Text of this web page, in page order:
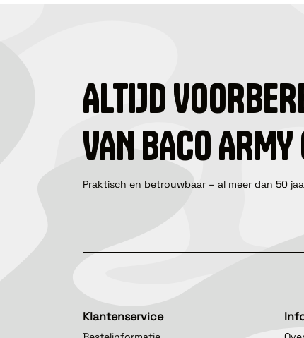
ALTIJD
VAN BACO ARMY
Praktisch en betrouwbaar – al meer dan 50
Klantenservice